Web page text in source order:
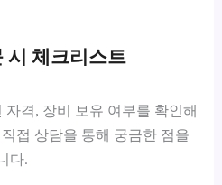
시 체크리스트
격, 장비 보유 여부를 확인해
접 상담을 통해 궁금한 점을
다.